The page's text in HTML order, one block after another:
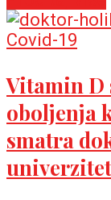
Covid-19
Vitamin D
oboljenja
smatra